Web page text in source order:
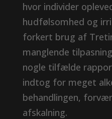
hvor individer
hudfølsomhed og
forkert brug af
manglende
nogle tilfælde
indtog for meget
behandlingen,
afskalning.